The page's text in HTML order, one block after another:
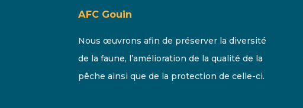
AFC Gouin
Nous œuvrons afin de préserver la diversité
de la faune, l’amélioration de la qualité de la
pêche ainsi que de la protection de celle-ci.